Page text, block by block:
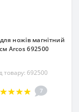
ножів магнітний
Arcos 692500
товару: 692500
7